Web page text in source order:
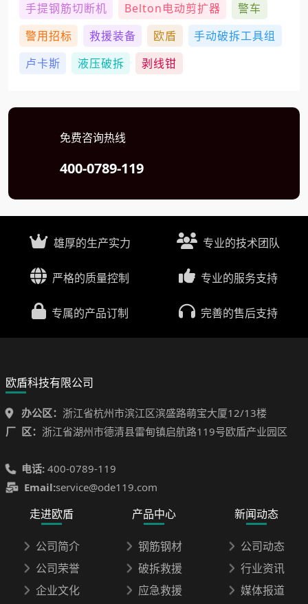
手提钢筋切断机 Belton电动剪扩器
警车
警用招标
救援装备 欧盾
手动破拆工具组
卢卡斯
液压破拆 剥线钳
免费咨询热线
400-0789-119
雄厚的生产实力 专业的技术团队
严格的质量控制 专业的服务支持
专属的产品订制 完善的售后支持
欧盾科技有限公司
办公区： 浙江省杭州市滨江区滨盛路萌宝大厦12/13楼
厂 区： 浙江省湖州市德清县雷甸镇启航路119号欧盾产业园区
电话: 400-0789-119
Email:service@ode119.com
走进欧盾
公司简介
公司荣誉
企业文化
产品中心
钢筋钢材
破拆救援
应急救援
新闻动态
公司动态
行业资讯
媒体报道